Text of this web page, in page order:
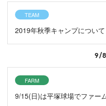
TEAM
2019年秋季キャンプについて
9/
FARM
9/15(日)は平塚球場でファー